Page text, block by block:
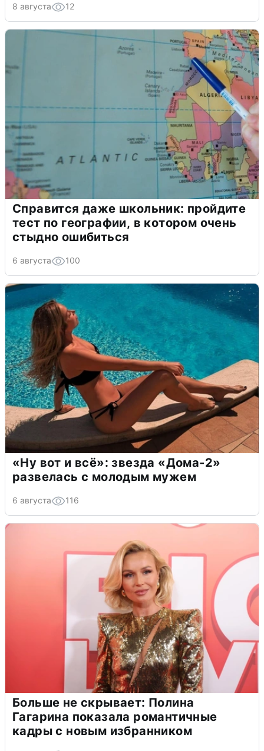
8 августа 12
Справится даже школьник: пройдите
тест по географии, в котором очень
стыдно ошибиться
6 августа 100
«Ну вот и всё»: звезда «Дома-2»
развелась с молодым мужем
6 августа 116
Больше не скрывает: Полина
Гагарина показала романтичные
кадры с новым избранником